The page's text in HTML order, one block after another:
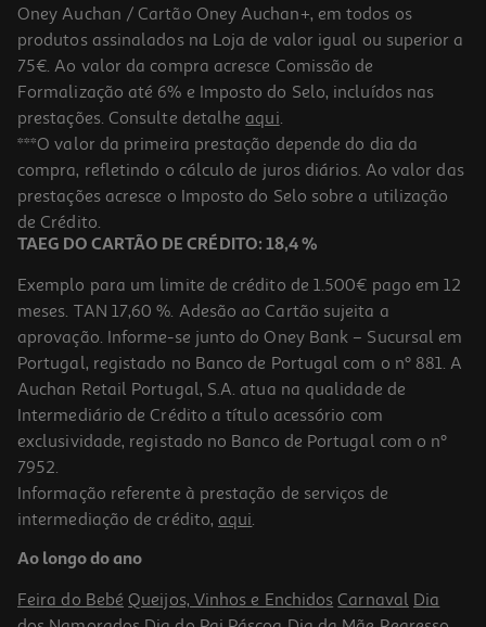
-6%
5.0
Livro Pai Rico Pai Pobre De Robert T. Kiyosaki
19.76 €/un
20,95 € PVP de editor
19,76 €
-10%
Livro O Livro De Elon
18.89 €/un
PVP de editor
18,89 €
Oney Auchan / Cartão Oney Auchan+, em todos os
produtos assinalados na Loja de valor igual ou superior a
75€. Ao valor da compra acresce Comissão de
Formalização até 6% e Imposto do Selo, incluídos nas
prestações. Consulte detalhe aqui.
***O valor da primeira prestação depende do dia da
compra, refletindo o cálculo de juros diários. Ao valor das
prestações acresce o Imposto do Selo sobre a utilização
de Crédito.
TAEG DO CARTÃO DE CRÉDITO: 18,4 %
Exemplo para um limite de crédito de 1.500€ pago em 12
meses. TAN 17,60 %. Adesão ao Cartão sujeita a
aprovação. Informe-se junto do Oney Bank – Sucursal em
Portugal, registado no Banco de Portugal com o nº 881. A
Auchan Retail Portugal, S.A. atua na qualidade de
Intermediário de Crédito a título acessório com
exclusividade, registado no Banco de Portugal com o nº
7952.
Informação referente à prestação de serviços de
intermediação de crédito, aqui.
Ao longo do ano
Feira do Bebé Queijos, Vinhos e Enchidos Carnaval Dia